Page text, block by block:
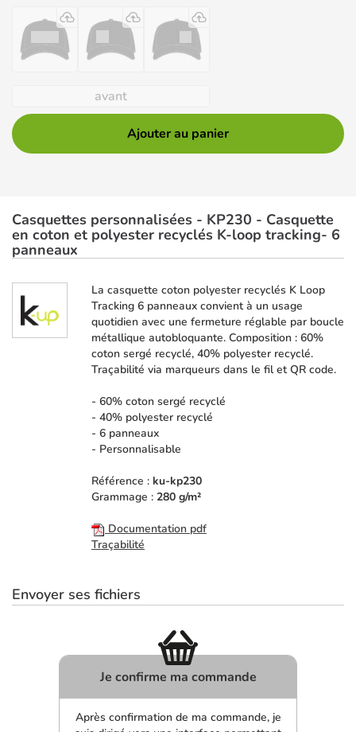
avant
Ajouter au panier
Casquettes personnalisées - KP230 - Casquette
en coton et polyester recyclés K-loop tracking- 6
panneaux
La casquette coton polyester recyclés K Loop
Tracking 6 panneaux convient à un usage
quotidien avec une fermeture réglable par boucle
métallique autobloquante. Composition : 60%
coton sergé recyclé, 40% polyester recyclé.
Traçabilité via marqueurs dans le fil et QR code.
- 60% coton sergé recyclé
- 40% polyester recyclé
- 6 panneaux
- Personnalisable
Référence : ku-kp230
Grammage : 280 g/m²
Documentation pdf
Traçabilité
Envoyer ses fichiers
Je confirme ma commande
Après confirmation de ma commande, je